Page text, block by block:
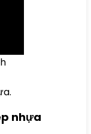
nhựa